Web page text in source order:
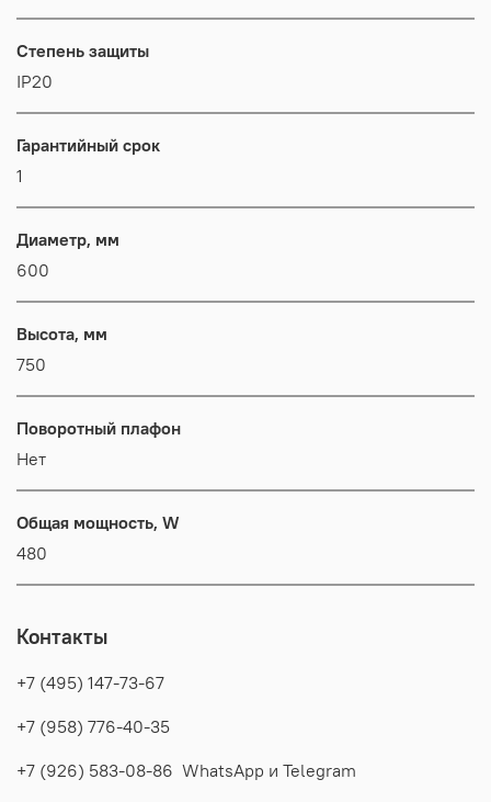
Степень защиты
IP20
Гарантийный срок
1
Диаметр, мм
600
Высота, мм
750
Поворотный плафон
Нет
Общая мощность, W
480
Контакты
+7 (495) 147-73-67
+7 (958) 776-40-35
+7 (926) 583-08-86 WhatsApp и Telegram